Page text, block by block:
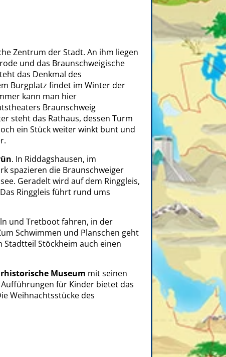
Zentrum der Stadt. An ihm liegen
und das Braunschweigische
das Denkmal des
Burgplatz findet im Winter der
kann man hier
Braunschweig
steht das Rathaus, dessen Turm
ein Stück weiter winkt bunt und
. In Riddagshausen, im
spazieren die Braunschweiger
Geradelt wird auf dem Ringgleis,
Ringgleis führt rund ums
und Tretboot fahren, in der
Schwimmen und Planschen geht
Stadtteil Stöckheim auch einen
Museum mit seinen
für Kinder bietet das
Weihnachtsstücke des